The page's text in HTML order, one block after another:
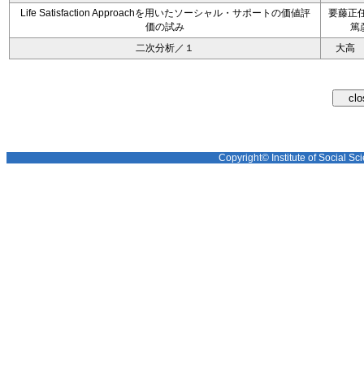
Life Satisfaction Approachを用いたソーシャル・サポートの価値評
価の試み
要藤正
篤
二次分析／１
大高
Copyright© Institute of Social